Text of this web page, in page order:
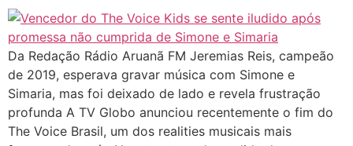
Da Redação Rádio Aruanã FM Jeremias Reis, campeão
de 2019, esperava gravar música com Simone e
Simaria, mas foi deixado de lado e revela frustração
profunda A TV Globo anunciou recentemente o fim do
The Voice Brasil, um dos realities musicais mais